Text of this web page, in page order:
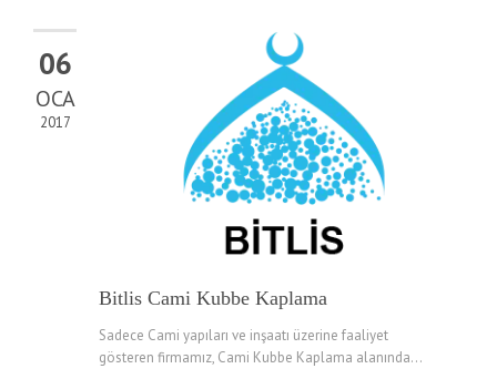
06
OCA
2017
Bitlis Cami Kubbe Kaplama
Sadece Cami yapıları ve inşaatı üzerine faaliyet
gösteren firmamız, Cami Kubbe Kaplama alanında...